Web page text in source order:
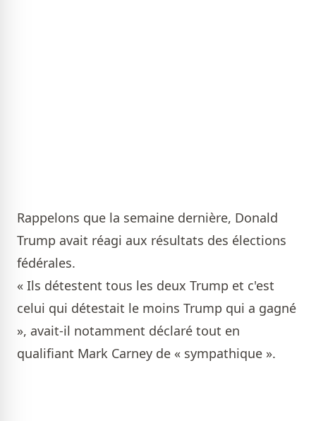
Rappelons que la semaine dernière, Donald
Trump avait réagi aux résultats des élections
fédérales.
« Ils détestent tous les deux Trump et c'est
celui qui détestait le moins Trump qui a gagné
», avait-il notamment déclaré tout en
qualifiant Mark Carney de « sympathique ».